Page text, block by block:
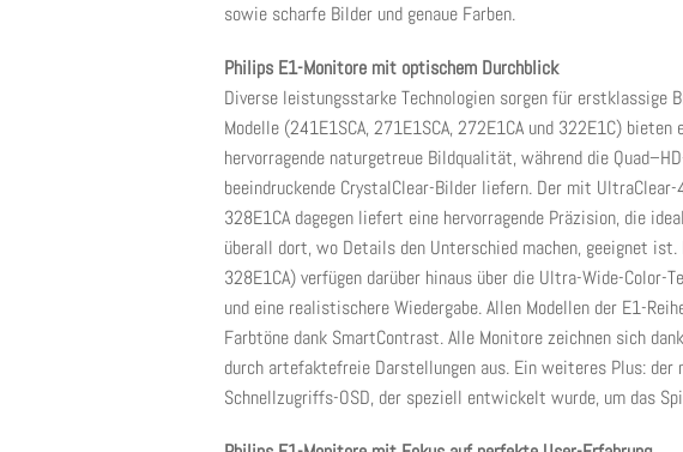
sowie scharfe Bilder und genaue Farben.
Philips E1-Monitore mit optischem Durchblick
Diverse leistungsstarke Technologien sorgen für erstklassige
Modelle (241E1SCA, 271E1SCA, 272E1CA und 322E1C)
hervorragende naturgetreue Bildqualität, während die
beeindruckende CrystalClear-Bilder liefern. Der mit
328E1CA dagegen liefert eine hervorragende Präzision, die
überall dort, wo Details den Unterschied machen, geeignet ist.
328E1CA) verfügen darüber hinaus über die Ultra-Wide-
und eine realistischere Wiedergabe. Allen Modellen der E1-
Farbtöne dank SmartContrast. Alle Monitore zeichnen sich
durch artefaktefreie Darstellungen aus. Ein weiteres Plus: der
Schnellzugriffs-OSD, der speziell entwickelt wurde, um das